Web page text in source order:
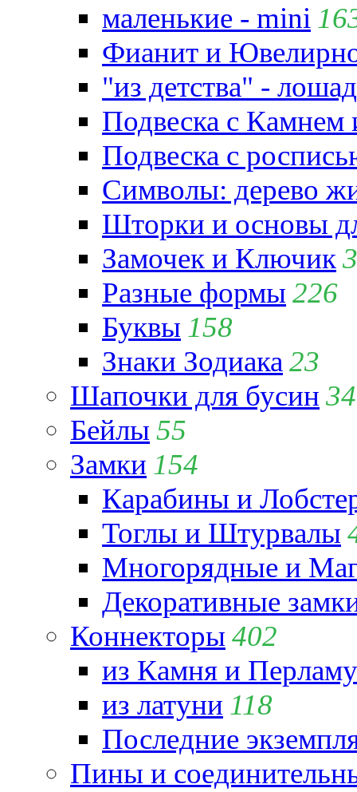
маленькие - mini
Фианит и
"из детства" -
Подвеска с
Подвеска с
Символы: дерево
Шторки и основы
Замочек и Ключик
Разные формы 226
Буквы 158
Знаки Зодиака 23
Шапочки для бусин 34
Бейлы 55
Замки 154
Карабины и
Тоглы и Штурвалы
Многорядные и
Декоративные
Коннекторы 402
из Камня и
из латуни 118
Последние
Пины и